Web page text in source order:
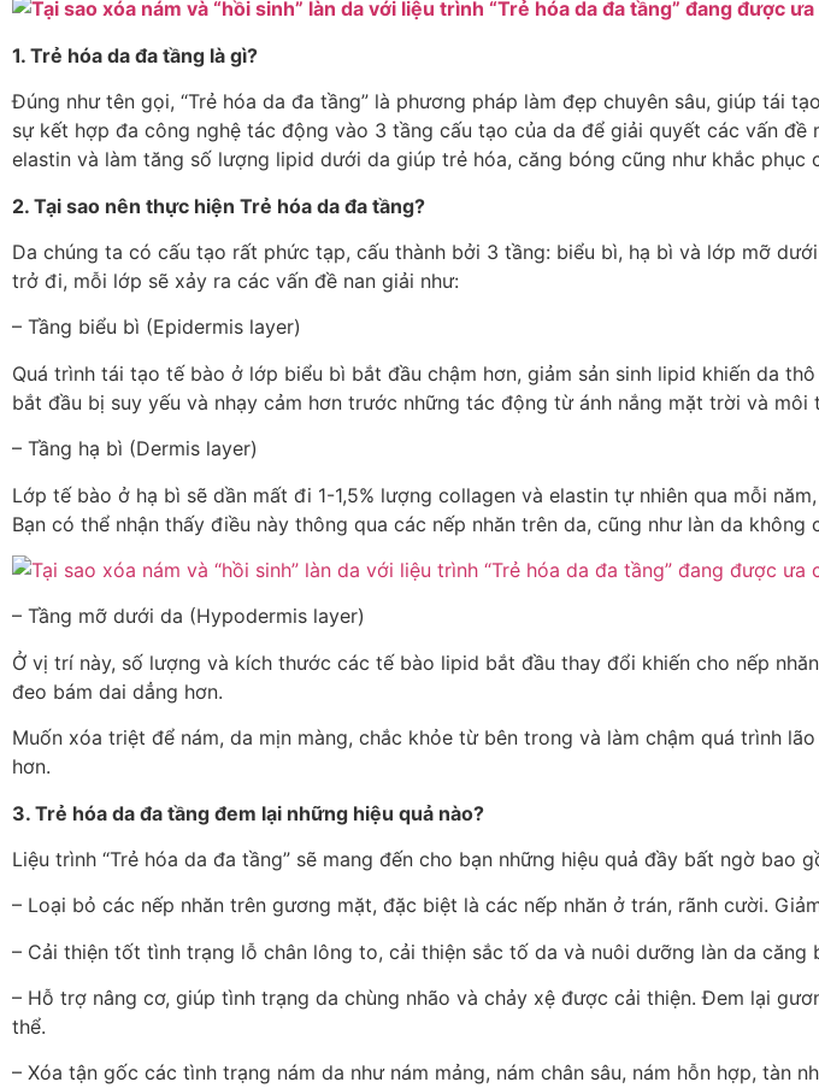
1. Trẻ hóa da đa tầng là gì?
Đúng như tên gọi, “Trẻ hóa da đa tầng” là phương pháp làm đẹp chuyên sâu, giúp tái
sự kết hợp đa công nghệ tác động vào 3 tầng cấu tạo của da để giải quyết các vấn
elastin và làm tăng số lượng lipid dưới da giúp trẻ hóa, căng bóng cũng như khắc phục
2. Tại sao nên thực hiện Trẻ hóa da đa tầng?
Da chúng ta có cấu tạo rất phức tạp, cấu thành bởi 3 tầng: biểu bì, hạ bì và lớp mỡ
trở đi, mỗi lớp sẽ xảy ra các vấn đề nan giải như:
– Tầng biểu bì (Epidermis layer)
Quá trình tái tạo tế bào ở lớp biểu bì bắt đầu chậm hơn, giảm sản sinh lipid khiến da
bắt đầu bị suy yếu và nhạy cảm hơn trước những tác động từ ánh nắng mặt trời và môi
– Tầng hạ bì (Dermis layer)
Lớp tế bào ở hạ bì sẽ dần mất đi 1-1,5% lượng collagen và elastin tự nhiên qua mỗi
Bạn có thể nhận thấy điều này thông qua các nếp nhăn trên da, cũng như làn da không
– Tầng mỡ dưới da (Hypodermis layer)
Ở vị trí này, số lượng và kích thước các tế bào lipid bắt đầu thay đổi khiến cho nếp
đeo bám dai dẳng hơn.
Muốn xóa triệt để nám, da mịn màng, chắc khỏe từ bên trong và làm chậm quá trình
hơn.
3. Trẻ hóa da đa tầng đem lại những hiệu quả nào?
Liệu trình “Trẻ hóa da đa tầng” sẽ mang đến cho bạn những hiệu quả đầy bất ngờ bao
– Loại bỏ các nếp nhăn trên gương mặt, đặc biệt là các nếp nhăn ở trán, rãnh cười.
– Cải thiện tốt tình trạng lỗ chân lông to, cải thiện sắc tố da và nuôi dưỡng làn da căng
– Hỗ trợ nâng cơ, giúp tình trạng da chùng nhão và chảy xệ được cải thiện. Đem lại
thể.
– Xóa tận gốc các tình trạng nám da như nám mảng, nám chân sâu, nám hỗn hợp, tàn